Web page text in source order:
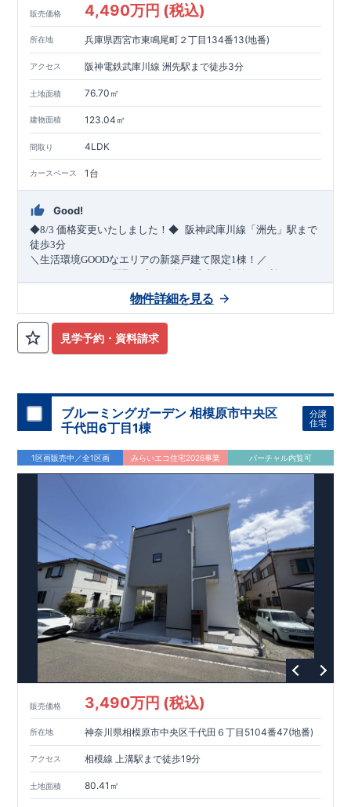
販売価格 4,490万円 (税込)
所在地 兵庫県西宮市東鳴尾町２丁目134番13(地番)
アクセス 阪神電鉄武庫川線 洲先駅まで徒歩3分
土地面積 76.70㎡
建物面積 123.04㎡
間取り 4LDK
カースペース 1台
Good!
◆8/3 価格変更いたしました！◆ ​阪神武庫川線 「洲先」駅まで
徒歩3分
＼生活環境GOODなエリアの新築戸建て限定1棟！／
・2部屋から行き来できる
・デザインと機能性を兼ね備えたオープンサニタリー
リビング全体を見渡せる
​
ーパー）徒歩10分 約787ｍ)​
・網戸
↓クリックすると特設ページにジャンプします↓
2024 年グッドデザイン賞 プロジェクト同時受賞
せる道」 ○第18回キッズデザイン賞受賞 ・2024年、東栄住宅
の新たな空間提案 「マルチエント ランス」が受賞いたしまし
た！
耐震等級最高等級3 ・数百年に一度の地震に耐える力
倍の耐震性！
ー採用で安心！ ○BELS ・エコ住宅としての性能評価を全号棟
が取得しています！ ○住宅性能評価ダブル取得 ・『設計』住
ております。
・『建設』住宅性能評価…評価を受けた図面通
りに施工されているか、建設までに計4回チェックが行われま
す。
平日・休日ご内覧可能です！
ぜひお気軽にお問い合わせください♪ 西宮営業所 TEL
0798-
38-1246​(定休日：火・水・年末年始
見学予約・資料請求
物件詳細を見る
ブルーミングガーデン 相模原市中央区
千代田6丁目1棟
分譲
住宅
1区画販売中／全1区画 みらいエコ住宅2026事業 バーチャル内覧可
販売価格 3,490万円 (税込)
所在地 神奈川県相模原市中央区千代田６丁目5104番47(地番)
アクセス 相模線 上溝駅まで徒歩19分
土地面積 80.41㎡